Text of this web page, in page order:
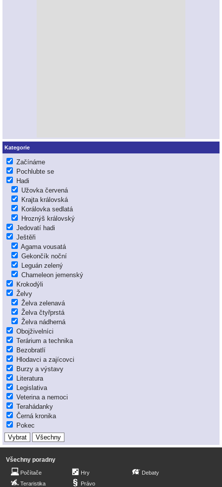
Kategorie
Začínáme
Pochlubte se
Hadi
Užovka červená
Krajta královská
Korálovka sedlatá
Hroznýš královský
Jedovatí hadi
Ještěři
Agama vousatá
Gekončík noční
Leguán zelený
Chameleon jemenský
Krokodýli
Želvy
Želva zelenavá
Želva čtyřprstá
Želva nádherná
Obojživelníci
Terárium a technika
Bezobratlí
Hlodavci a zajícovci
Burzy a výstavy
Literatura
Legislativa
Veterina a nemoci
Terahádanky
Černá kronika
Pokec
Všechny poradny
Počítače
Teraristika
Hry
Právo
Debaty